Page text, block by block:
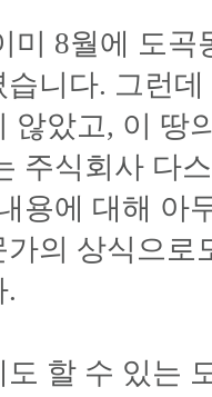
미 8월에 도
니다. 그런
않았고, 이 땅
주식회사 다
용에 대해 아
가의 상식으
.
할 수 있는